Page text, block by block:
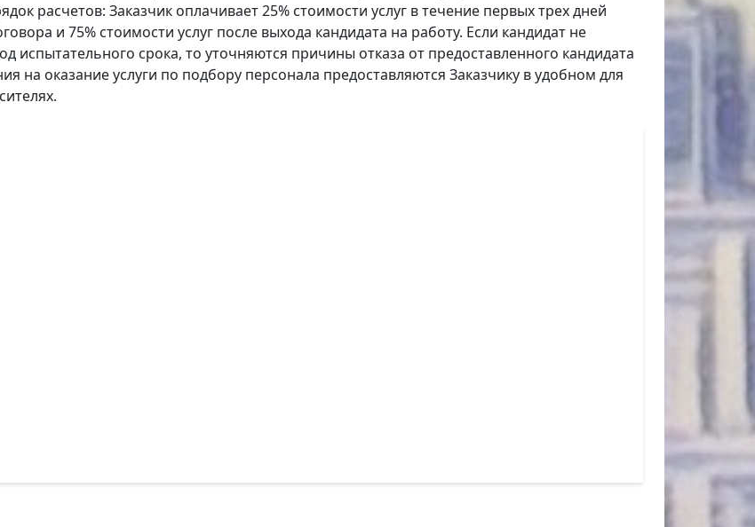
расчетов: Заказчик оплачивает 25% стоимости услуг в течение первых трех дней
и 75% стоимости услуг после выхода кандидата на работу. Если кандидат не
испытательного срока, то уточняются причины отказа от предоставленного кандидата
на оказание услуги по подбору персонала предоставляются Заказчику в удобном для